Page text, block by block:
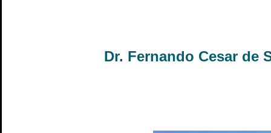
Dr. Fernando Cesar de